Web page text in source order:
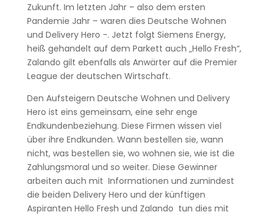
Zukunft. Im letzten Jahr – also dem ersten
Pandemie Jahr – waren dies Deutsche Wohnen
und Delivery Hero -. Jetzt folgt Siemens Energy,
heiß gehandelt auf dem Parkett auch „Hello Fresh“,
Zalando gilt ebenfalls als Anwärter auf die Premier
League der deutschen Wirtschaft.
Den Aufsteigern Deutsche Wohnen und Delivery
Hero ist eins gemeinsam, eine sehr enge
Endkundenbeziehung. Diese Firmen wissen viel
über ihre Endkunden. Wann bestellen sie, wann
nicht, was bestellen sie, wo wohnen sie, wie ist die
Zahlungsmoral und so weiter. Diese Gewinner
arbeiten auch mit Informationen und zumindest
die beiden Delivery Hero und der künftigen
Aspiranten Hello Fresh und Zalando tun dies mit